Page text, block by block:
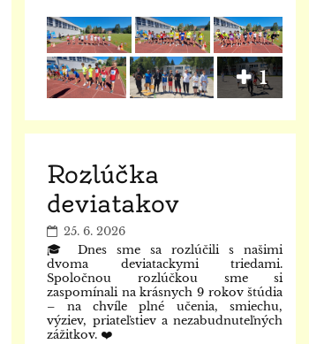
1
Rozlúčka
deviatakov
25. 6. 2026
🎓 Dnes sme sa rozlúčili s našimi
dvoma deviatackymi triedami.
Spoločnou rozlúčkou sme si
zaspomínali na krásnych 9 rokov štúdia
– na chvíle plné učenia, smiechu,
výziev, priateľstiev a nezabudnuteľných
zážitkov. ❤️